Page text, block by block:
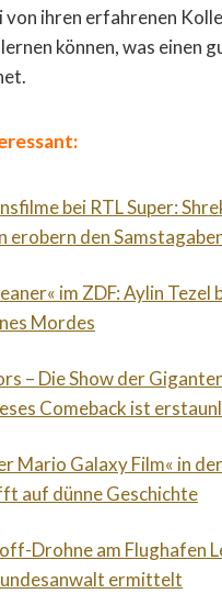
von ihren erfahrenen
können, was einen
bei RTL Super:
erobern den
im ZDF: Aylin
Mordes
– Die Show der
Comeback ist
Mario Galaxy Film« in
auf dünne Geschichte
Drohne am Flughafen
ermittelt